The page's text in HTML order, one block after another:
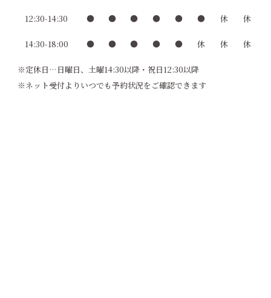
12:30-14:30 ● ● ● ● ● ● 休 休
14:30-18:00 ● ● ● ● ● 休 休 休
※定休日…日曜日、土曜14:30以降・祝日12:30以降
※ネット受付よりいつでも予約状況をご確認できます